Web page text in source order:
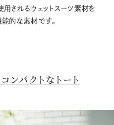
用されるウェットスーツ素材を
的な素材です。
ンパクトなトート